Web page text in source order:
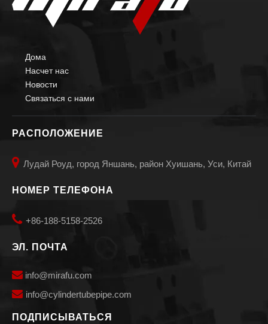
Дома
Насчет нас
Новости
Связаться с нами
РАСПОЛОЖЕНИЕ
 Лудай Роуд, город Яншань, район Хуишань, Уси, Китай
НОМЕР ТЕЛЕФОНА
 +86-188-5158-2526
ЭЛ. ПОЧТА
 info@mirafu.com
 info@cylindertubepipe.com
ПОДПИСЫВАТЬСЯ